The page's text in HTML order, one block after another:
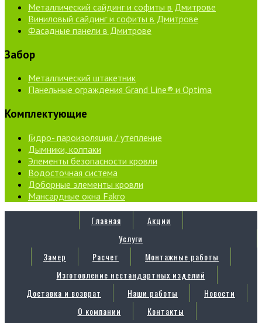
Металлический сайдинг и софиты в Дмитрове
Виниловый сайдинг и софиты в Дмитрове
Фасадные панели в Дмитрове
Забор
Металлический штакетник
Панельные ограждения Grand Line® и Optima
Комплектующие
Гидро- пароизоляция / утепление
Дымники, колпаки
Элементы безопасности кровли
Водосточная система
Доборные элементы кровли
Мансардные окна Fakro
Главная
Акции
Услуги
Замер
Расчет
Монтажные работы
Изготовление нестандартных изделий
Доставка и возврат
Наши работы
Новости
О компании
Контакты